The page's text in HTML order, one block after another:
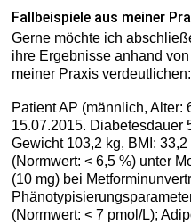
Fallbeispiele aus meiner
Gerne möchte ich
ihre Ergebnisse anhand
meiner Praxis verdeutlichen:
Patient AP (männlich,
15.07.2015. Diabetesdauer
Gewicht 103,2 kg, BMI: 33,2
(Normwert: < 6,5 %) unter
(10 mg) bei
(Normwert: < 7 pmol/L);